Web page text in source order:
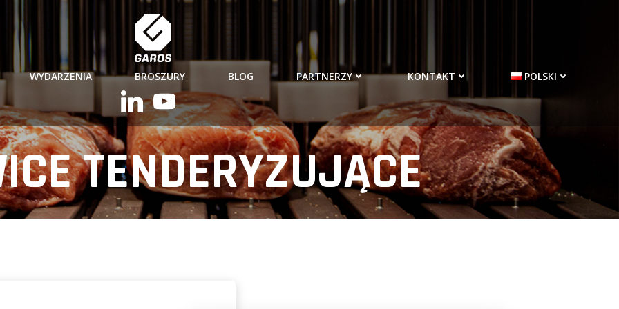
WYDARZENIA BROSZURY BLOG PARTNERZY KONTAKT POLSKI
TENDERYZUJĄCE